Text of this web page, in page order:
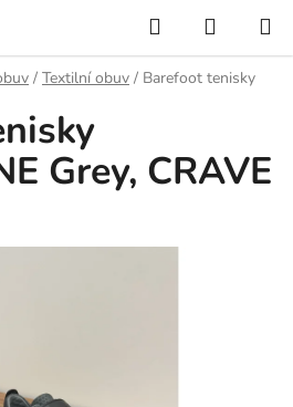
Hledat
KOŠÍK
/ Textilní obuv / Barefoot tenisky
Grey, CRAVE